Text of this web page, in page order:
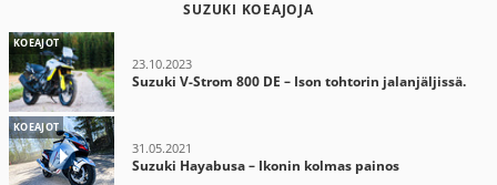
SUZUKI KOEAJOJA
KOEAJOT
23.10.2023
Suzuki V-Strom 800 DE – Ison tohtorin jalanjäljissä.
KOEAJOT
31.05.2021
Suzuki Hayabusa – Ikonin kolmas painos